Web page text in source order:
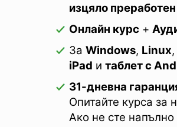
изцяло
Онлайн курс +
За Windows, Linux,
iPad и таблет с
31-дневна
Опитайте курса за
Ако не сте